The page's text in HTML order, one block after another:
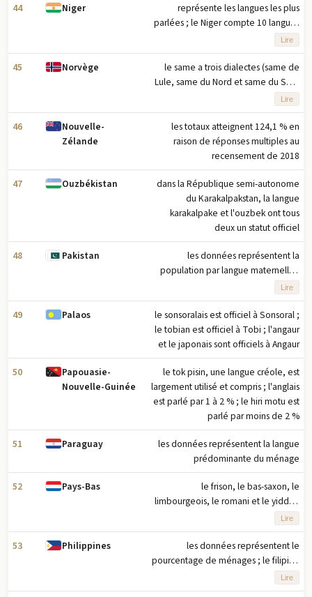
44 Niger
représente les langues les plus
parlées ; le Niger compte 10 langues
nationales : l'arabe, le buduma, le
fulfuldé, le guimancema, le haoussa,
le kanouri, le songhay-zarma, le
tamajaq, le tassawaq et le tubu
Lire
45 Norvège
le same a trois dialectes (same de
Lule, same du Nord et same du Sud)
et est une langue officielle dans neuf
municipalités des comtés les plus
septentrionaux de Finnmark,
Nordland et Troms
Lire
46
Nouvelle-
Zélande
les totaux atteignent 124,1 % en
raison de réponses multiples au
recensement de 2018
47 Ouzbékistan
dans la République semi-autonome
du Karakalpakstan, la langue
karakalpake et l'ouzbek ont tous
deux un statut officiel
48 Pakistan
les données représentent la
population par langue maternelle ;
anglais (officiel ; lingua franca de
l'élite pakistanaise et de la plupart
des ministères)
Lire
49 Palaos
le sonsoralais est officiel à Sonsoral ;
le tobian est officiel à Tobi ; l'angaur
et le japonais sont officiels à Angaur
50
Papouasie-
Nouvelle-Guinée
le tok pisin, une langue créole, est
largement utilisé et compris ; l'anglais
est parlé par 1 à 2 % ; le hiri motu est
parlé par moins de 2 %
51 Paraguay
les données représentent la langue
prédominante du ménage
52 Pays-Bas
le frison, le bas-saxon, le
limbourgeois, le romani et le yiddish
bénéficient d'un statut protégé ; le
néerlandais est la langue officielle
des trois municipalités spéciales des
Caraïbes néerlandaises ; l'anglais est
une langue régionale reconnue à
Saint-Eustache et Saba ; le
Lire
53 Philippines
les données représentent le
pourcentage de ménages ; le filipino
non spécifié (basé sur le tagalog) et
l'anglais sont les langues officielles ;
Lire